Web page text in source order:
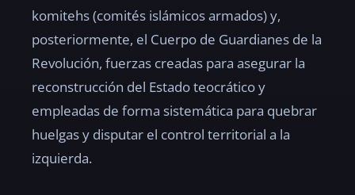
komitehs (comités islámicos armados) y,
posteriormente, el Cuerpo de Guardianes de la
Revolución, fuerzas creadas para asegurar la
reconstrucción del Estado teocrático y
empleadas de forma sistemática para quebrar
huelgas y disputar el control territorial a la
izquierda.